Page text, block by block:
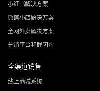
小红书解决方案
微信小店解决方案
全网外卖解决方案
分销平台和群团购
全渠道销售
线上商城系统